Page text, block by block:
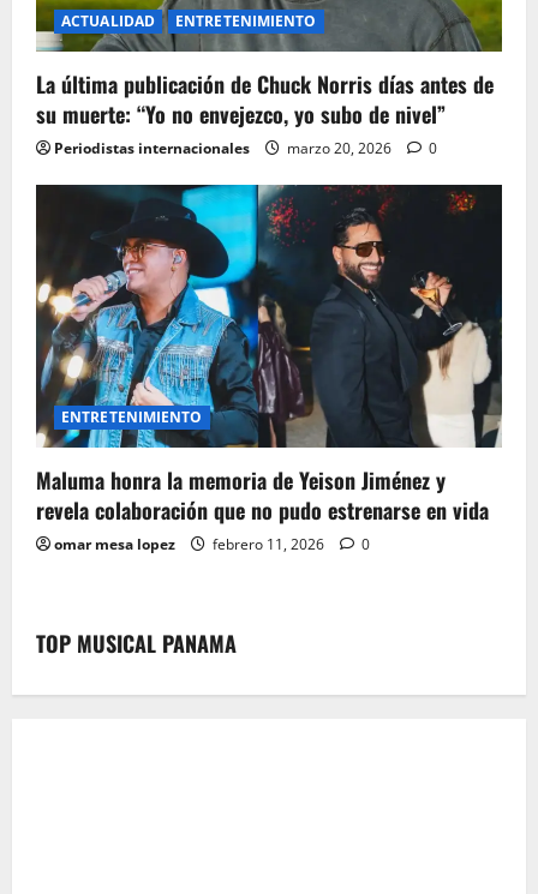
ACTUALIDAD ENTRETENIMIENTO
La última publicación de Chuck Norris días antes de
su muerte: “Yo no envejezco, yo subo de nivel”
Periodistas internacionales marzo 20, 2026 0
ENTRETENIMIENTO
Maluma honra la memoria de Yeison Jiménez y
revela colaboración que no pudo estrenarse en vida
omar mesa lopez febrero 11, 2026 0
TOP MUSICAL PANAMA